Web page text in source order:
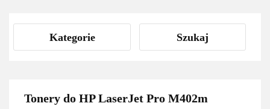
Kategorie Szukaj
Tonery do HP LaserJet Pro M402m